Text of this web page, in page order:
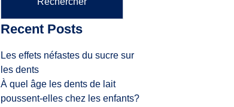
Recent Posts
Les effets néfastes du sucre sur
les dents
À quel âge les dents de lait
poussent-elles chez les enfants?